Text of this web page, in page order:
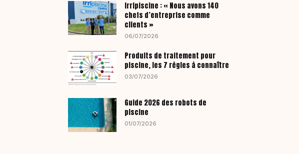
Irripiscine : « Nous avons 140
chefs d’entreprise comme
clients »
06/07/2026
Produits de traitement pour
piscine, les 7 règles à connaître
03/07/2026
Guide 2026 des robots de
piscine
01/07/2026